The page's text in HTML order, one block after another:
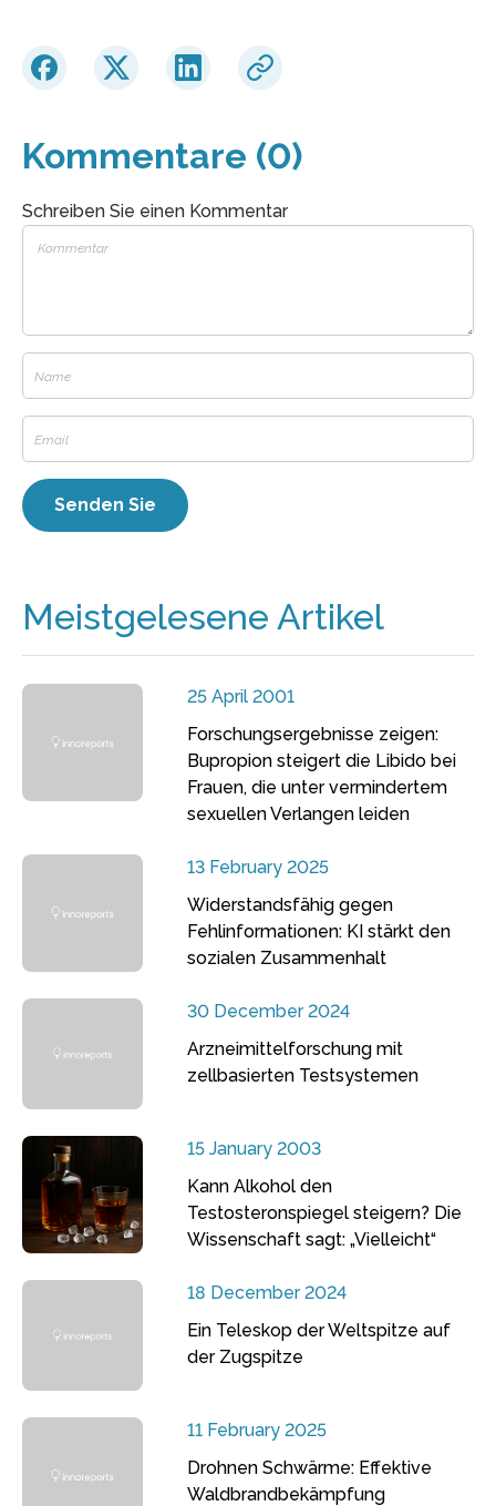
Kommentare (0)
Schreiben Sie einen Kommentar
Meistgelesene Artikel
25 April 2001
Forschungsergebnisse zeigen:
Bupropion steigert die Libido bei
Frauen, die unter vermindertem
sexuellen Verlangen leiden
13 February 2025
Widerstandsfähig gegen
Fehlinformationen: KI stärkt den
sozialen Zusammenhalt
30 December 2024
Arzneimittelforschung mit
zellbasierten Testsystemen
15 January 2003
Kann Alkohol den
Testosteronspiegel steigern? Die
Wissenschaft sagt: „Vielleicht“
18 December 2024
Ein Teleskop der Weltspitze auf
der Zugspitze
11 February 2025
Drohnen Schwärme: Effektive
Waldbrandbekämpfung